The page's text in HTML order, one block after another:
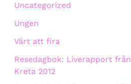
Uncategorized
Ungen
Värt att fira
Resedagbok: Liverapport från
Kreta 2012